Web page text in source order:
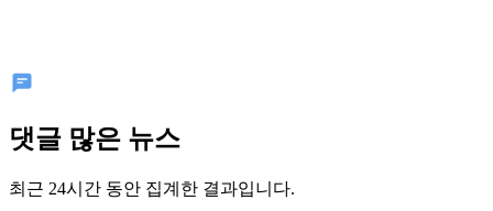
댓글 많은 뉴스
최근 24시간 동안 집계한 결과입니다.